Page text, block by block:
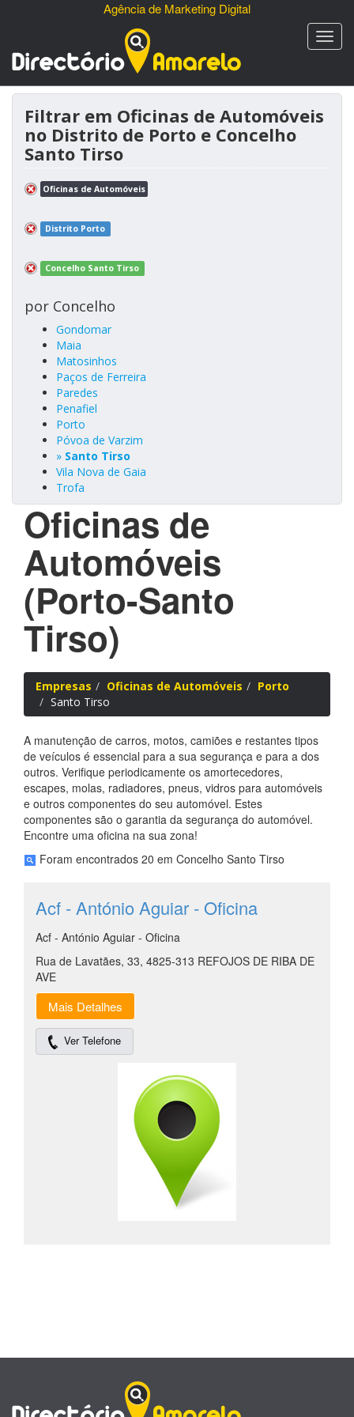
Agência de Marketing Digital
Filtrar em Oficinas de Automóveis
no Distrito de Porto e Concelho
Santo Tirso
Oficinas de Automóveis
Distrito Porto
Concelho Santo Tirso
por Concelho
Gondomar
Maia
Matosinhos
Paços de Ferreira
Paredes
Penafiel
Porto
Póvoa de Varzim
» Santo Tirso
Vila Nova de Gaia
Trofa
Oficinas de
Automóveis
(Porto-Santo
Tirso)
Empresas Oficinas de Automóveis
Porto
Santo Tirso
A manutenção de carros, motos, camiões e restantes tipos
de veículos é essencial para a sua segurança e para a dos
outros. Verifique periodicamente os amortecedores,
escapes, molas, radiadores, pneus, vidros para automóveis
e outros componentes do seu automóvel. Estes
componentes são o garantia da segurança do automóvel.
Encontre uma oficina na sua zona!
Foram encontrados 20 em Concelho Santo Tirso
Acf - António Aguiar - Oficina
Acf - António Aguiar - Oficina
Rua de Lavatães, 33, 4825-313 REFOJOS DE RIBA DE
AVE
Mais Detalhes
Ver Telefone